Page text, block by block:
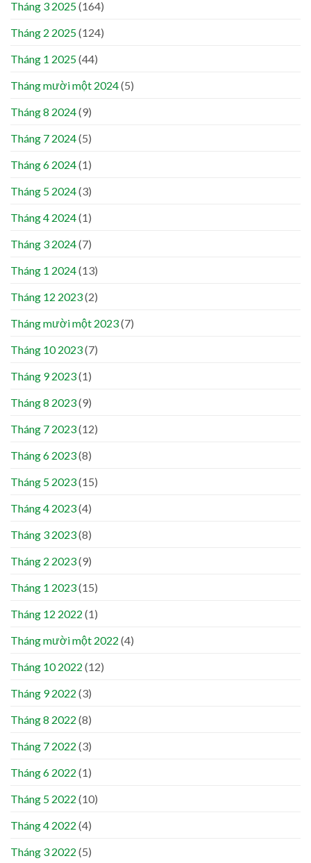
Tháng 3 2025(164)
Tháng 2 2025(124)
Tháng 1 2025(44)
Tháng mười một 2024(5)
Tháng 8 2024(9)
Tháng 7 2024(5)
Tháng 6 2024(1)
Tháng 5 2024(3)
Tháng 4 2024(1)
Tháng 3 2024(7)
Tháng 1 2024(13)
Tháng 12 2023(2)
Tháng mười một 2023(7)
Tháng 10 2023(7)
Tháng 9 2023(1)
Tháng 8 2023(9)
Tháng 7 2023(12)
Tháng 6 2023(8)
Tháng 5 2023(15)
Tháng 4 2023(4)
Tháng 3 2023(8)
Tháng 2 2023(9)
Tháng 1 2023(15)
Tháng 12 2022 (1)
Tháng mười một 2022 (4)
Tháng 10 2022 (12)
Tháng 9 2022 (3)
Tháng 8 2022 (8)
Tháng 7 2022 (3)
Tháng 6 2022 (1)
Tháng 5 2022 (10)
Tháng 4 2022 (4)
Tháng 3 2022 (5)